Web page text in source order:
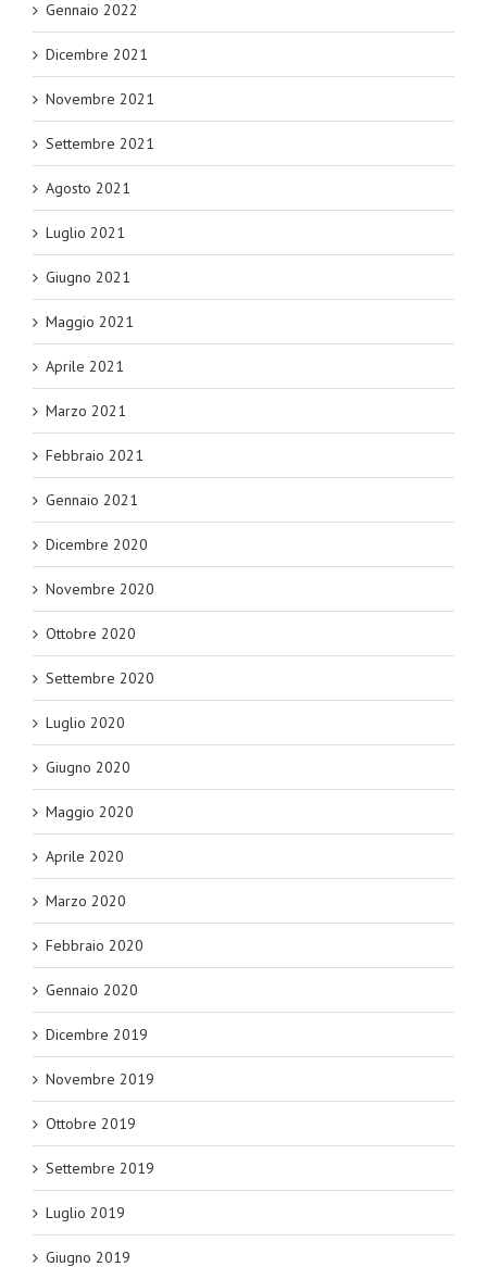
Gennaio 2022
Dicembre 2021
Novembre 2021
Settembre 2021
Agosto 2021
Luglio 2021
Giugno 2021
Maggio 2021
Aprile 2021
Marzo 2021
Febbraio 2021
Gennaio 2021
Dicembre 2020
Novembre 2020
Ottobre 2020
Settembre 2020
Luglio 2020
Giugno 2020
Maggio 2020
Aprile 2020
Marzo 2020
Febbraio 2020
Gennaio 2020
Dicembre 2019
Novembre 2019
Ottobre 2019
Settembre 2019
Luglio 2019
Giugno 2019